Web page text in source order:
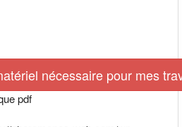
nécessaire pour mes
pdf